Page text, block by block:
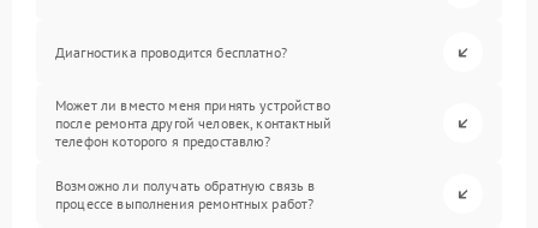
Диагностика проводится бесплатно?
Может ли вместо меня принять устройство
после ремонта другой человек, контактный
телефон которого я предоставлю?
Возможно ли получать обратную связь в
процессе выполнения ремонтных работ?